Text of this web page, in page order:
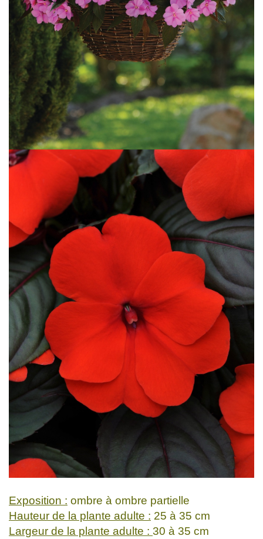
Exposition : ombre à ombre partielle
Hauteur de la plante adulte : 25 à 35 cm
Largeur de la plante adulte : 30 à 35 cm